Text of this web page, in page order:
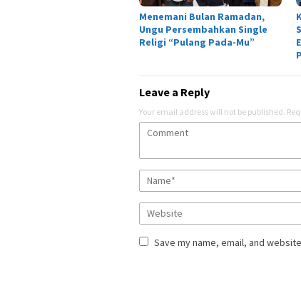
Menemani Bulan Ramadan,
Ungu Persembahkan Single
Religi “Pulang Pada-Mu”
Leave a Reply
Your email address will not be published.
Save my name, email, and